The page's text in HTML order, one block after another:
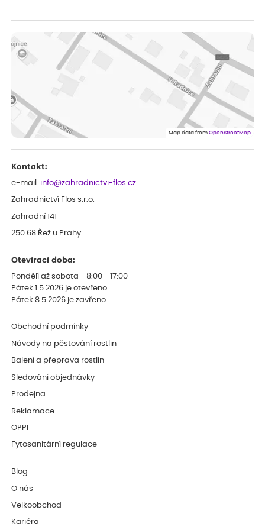
Vše přišlo velice rychle krásně zabalené. Rostlinky po přesazení
velice dobře prospívají
Jarda
Dobrý den, byli jsme spokojeni
Eshop, objednání bylo v pořádku, žádný problém. Jen jsem byla
smutná z dodávky jedné kytky, která nebyla v nejlepší kondici a i
Map data fromOpenStreetMap
Kontakt:
e-mail: info@zahradnictvi-flos.cz
Zahradnictví Flos s.r.o.
Zahradní 141
250 68 Řež u Prahy
Otevírací doba:
Pondělí až sobota - 8:00 - 17:00
Pátek 1.5.2026 je otevřeno
Pátek 8.5.2026 je zavřeno
Obchodní podmínky
Návody na pěstování rostlin
Balení a přeprava rostlin
Sledování objednávky
Prodejna
Reklamace
OPPI
Fytosanitární regulace
Blog
O nás
Velkoobchod
Kariéra